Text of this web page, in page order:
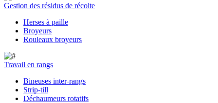
Gestion des résidus de récolte
Herses à paille
Broyeurs
Rouleaux broyeurs
Travail en rangs
Bineuses inter-rangs
Strip-till
Déchaumeurs rotatifs